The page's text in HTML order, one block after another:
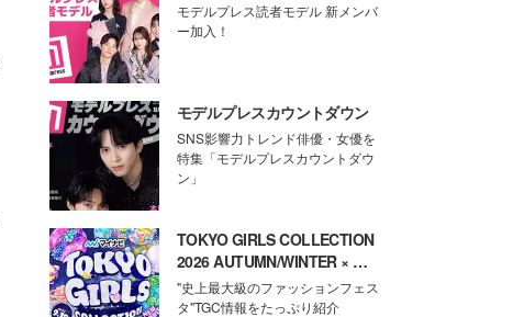
モデルプレス読者モデル 新メンバ
ー加入！
モデルプレスカウントダウン
SNS影響力トレンド俳優・女優を
特集「モデルプレスカウントダウ
ン」
TOKYO GIRLS COLLECTION
2026 AUTUMN/WINTER × モ
デルプレス
"史上最大級のファッションフェス
タ"TGC情報をたっぷり紹介